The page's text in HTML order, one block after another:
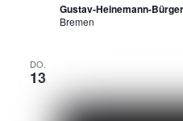
Gustav-Heinemann-
Bremen
DO.
13